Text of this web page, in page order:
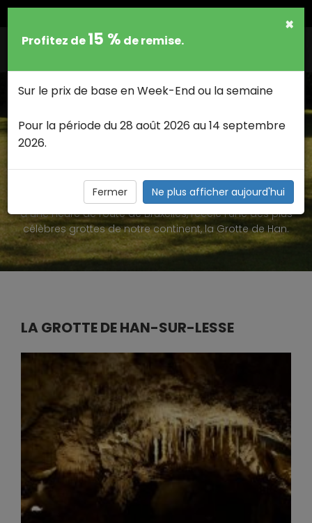
Le petit village de Han-sur-Lesse, à la porte des Ardennes,
à une heure de route de Bruxelles, recèle l’une des plus
célèbres grottes de notre continent, la Grotte de Han.
LA GROTTE DE HAN-SUR-LESSE
×
Profitez de15 % de remise.
Sur le prix de base en Week-End ou la semaine
Pour la période du 28 août 2026 au 14 septembre
2026.
Fermer Ne plus afficher aujourd'hui